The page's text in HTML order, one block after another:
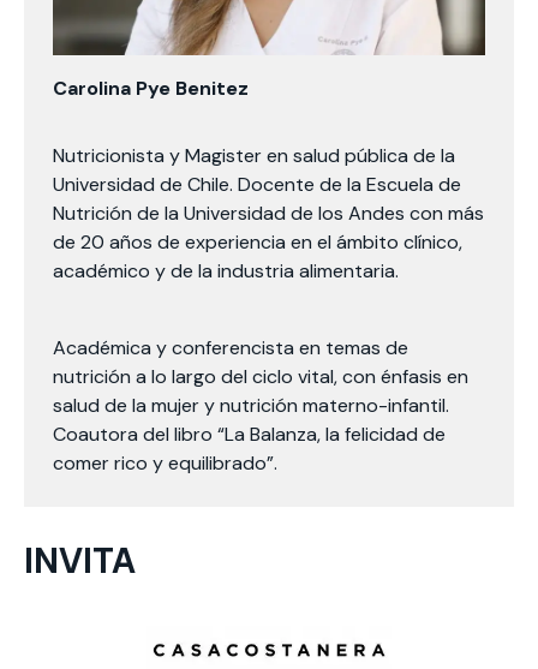
Carolina Pye Benitez
Nutricionista y Magister en salud pública de la
Universidad de Chile. Docente de la Escuela de
Nutrición de la Universidad de los Andes con más
de 20 años de experiencia en el ámbito clínico,
académico y de la industria alimentaria.
Académica y conferencista en temas de
nutrición a lo largo del ciclo vital, con énfasis en
salud de la mujer y nutrición materno-infantil.
Coautora del libro “La Balanza, la felicidad de
comer rico y equilibrado”.
INVITA